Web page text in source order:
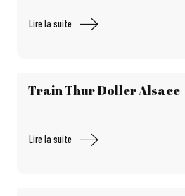
Lire la suite
Train Thur Doller Alsace
Lire la suite